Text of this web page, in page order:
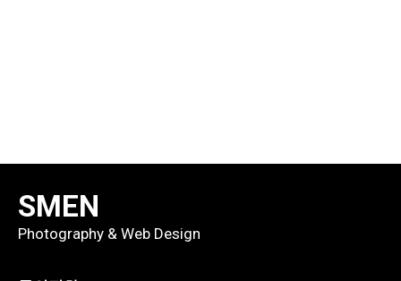
SMEN
Photography & Web Design